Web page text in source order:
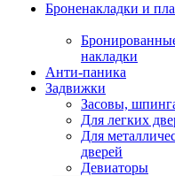
Броненакладки и
накладки
Анти-паника
Задвижки
Засовы,
Для легких
Для
дверей
Девиаторы